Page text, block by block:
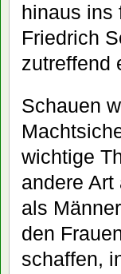
hinaus ins
Friedrich
zutreffend
Schauen
wichtige
andere Art
als
den
schaffen,